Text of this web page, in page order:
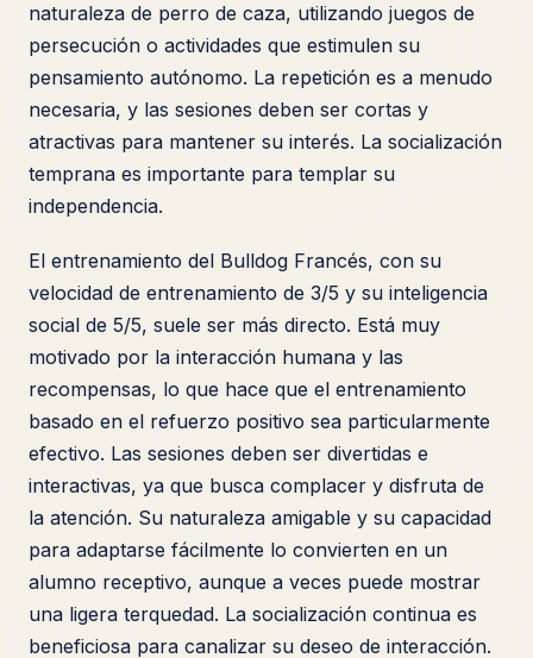
naturaleza de perro de caza, utilizando juegos de
persecución o actividades que estimulen su
pensamiento autónomo. La repetición es a menudo
necesaria, y las sesiones deben ser cortas y
atractivas para mantener su interés. La socialización
temprana es importante para templar su
independencia.
El entrenamiento del Bulldog Francés, con su
velocidad de entrenamiento de 3/5 y su inteligencia
social de 5/5, suele ser más directo. Está muy
motivado por la interacción humana y las
recompensas, lo que hace que el entrenamiento
basado en el refuerzo positivo sea particularmente
efectivo. Las sesiones deben ser divertidas e
interactivas, ya que busca complacer y disfruta de
la atención. Su naturaleza amigable y su capacidad
para adaptarse fácilmente lo convierten en un
alumno receptivo, aunque a veces puede mostrar
una ligera terquedad. La socialización continua es
beneficiosa para canalizar su deseo de interacción.